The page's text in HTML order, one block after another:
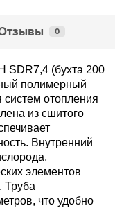
0
SDR7,4 (бухта 200
полимерный
отопления
из сшитого
Внутренний
элементов
Труба
что удобно